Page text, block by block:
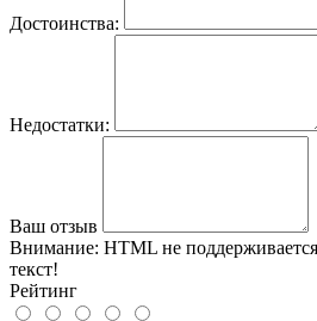
Достоинства:
Недостатки:
Ваш отзыв
Внимание: HTML не
текст!
Рейтинг